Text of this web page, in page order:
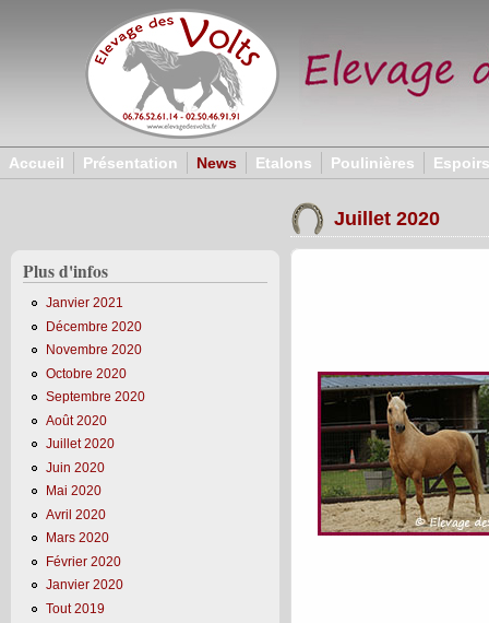
Aller au contenu principal
Accueil Présentation News Etalons Poulinières Espoirs
Plus d'infos
Janvier 2021
Décembre 2020
Novembre 2020
Octobre 2020
Septembre 2020
Août 2020
Juillet 2020
Juin 2020
Mai 2020
Avril 2020
Mars 2020
Février 2020
Janvier 2020
Tout 2019
Juillet 2020